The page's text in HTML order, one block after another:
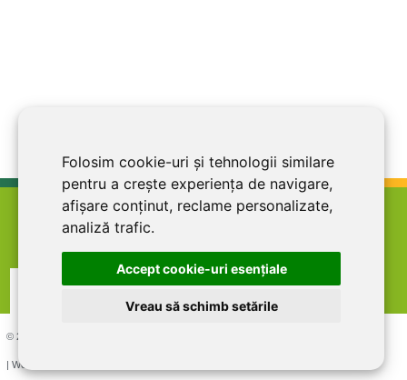
Folosim cookie-uri și tehnologii similare
pentru a crește experiența de navigare,
afișare conținut, reclame personalizate,
analiză trafic.
Accept cookie-uri esenţiale
Vreau să schimb setările
termeni şi condiţii abonare la newsletter
© 2026 DIRECT LINE INOX IMPEX SRL, RO7727821, J12/1817/1995
| Website creat si optimizat de